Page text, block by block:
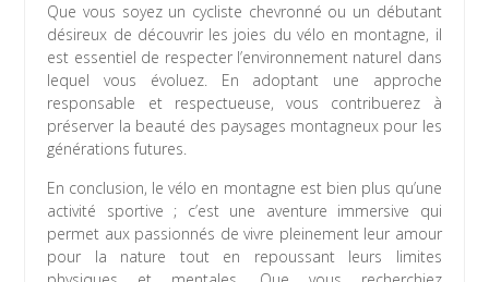
Que vous soyez un cycliste chevronné ou un débutant
désireux de découvrir les joies du vélo en montagne, il
est essentiel de respecter l’environnement naturel dans
lequel vous évoluez. En adoptant une approche
responsable et respectueuse, vous contribuerez à
préserver la beauté des paysages montagneux pour les
générations futures.
En conclusion, le vélo en montagne est bien plus qu’une
activité sportive ; c’est une aventure immersive qui
permet aux passionnés de vivre pleinement leur amour
pour la nature tout en repoussant leurs limites